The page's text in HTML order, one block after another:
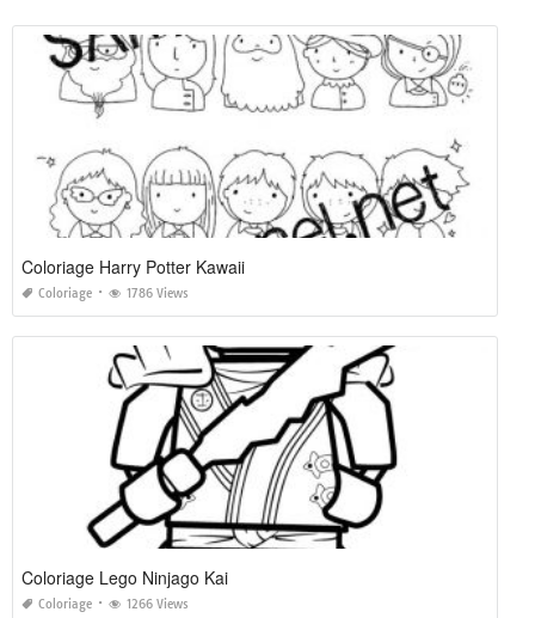
Coloriage Harry Potter Kawaii
Coloriage 1786 Views
Coloriage Lego Ninjago Kai
Coloriage 1266 Views